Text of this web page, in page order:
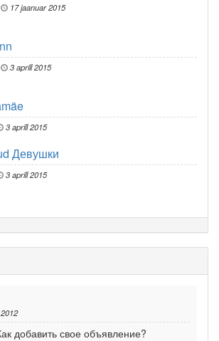
17 jaanuar 2015
3 aprill 2015
3 aprill 2015
Девушки
3 aprill 2015
добавить свое объявление?